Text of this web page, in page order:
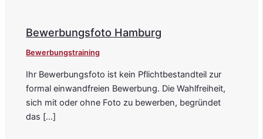
Bewerbungsfoto Hamburg
Bewerbungstraining
Ihr Bewerbungsfoto ist kein Pflichtbestandteil zur
formal einwandfreien Bewerbung. Die Wahlfreiheit,
sich mit oder ohne Foto zu bewerben, begründet
das […]